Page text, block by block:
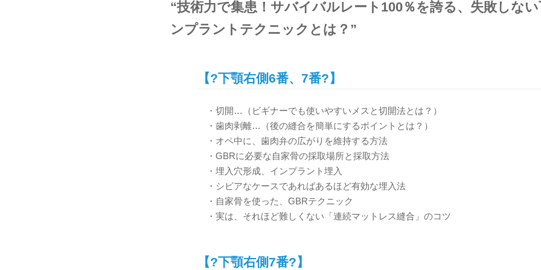
“技術力で集患！サバイバルレート100％を誇る、失敗しな
ンプラントテクニックとは？”
【?下顎右側6番、7番?】
・切開…（ビギナーでも使いやすいメスと切開法とは？）
・歯肉剥離…（後の縫合を簡単にするポイントとは？）
・オペ中に、歯肉弁の広がりを維持する方法
・GBRに必要な自家骨の採取場所と採取方法
・埋入穴形成、インプラント埋入
・シビアなケースであればあるほど有効な埋入法
・自家骨を使った、GBRテクニック
・実は、それほど難しくない「連続マットレス縫合」のコツ
【?下顎右側7番?】